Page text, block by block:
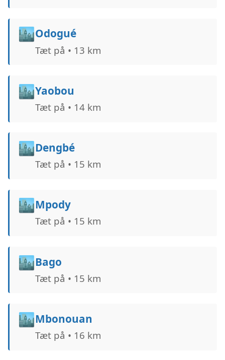
🏙️Odogué
Tæt på • 13 km
🏙️Yaobou
Tæt på • 14 km
🏙️Dengbé
Tæt på • 15 km
🏙️Mpody
Tæt på • 15 km
🏙️Bago
Tæt på • 15 km
🏙️Mbonouan
Tæt på • 16 km